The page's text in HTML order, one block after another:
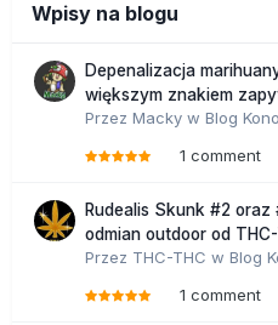
Wpisy na blogu
Depenalizacja
większym znakiem
Przez Macky w Blog
1 comment
Rudealis Skunk #2
odmian outdoor od
Przez THC-THC w Blog
1 comment